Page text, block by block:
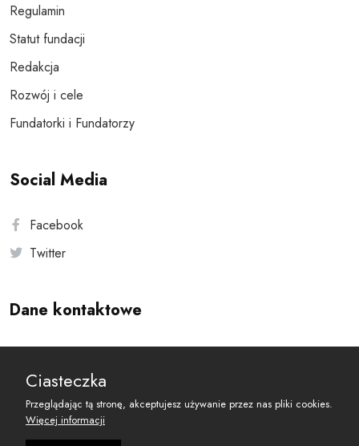
Regulamin
Statut fundacji
Redakcja
Rozwój i cele
Fundatorki i Fundatorzy
Social Media
Facebook
Twitter
Dane kontaktowe
reset@resetobywatelski.pl
Ciasteczka
Przeglądając tą stronę, akceptujesz używanie przez nas pliki cookies.
Więcej informacji